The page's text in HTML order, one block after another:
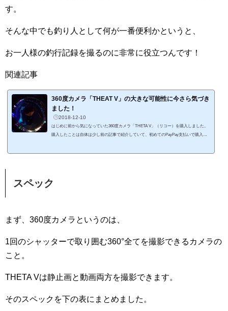
す。
そんな中でも釣り人として何が一番便利かというと、
お一人様の釣行記録を撮るのに非常に役立つんです！
関連記事
360度カメラ「THEAT V」の大きな可能性に今さら気づき
ました！
2018-12-10
はじめに前から気になっていた360度カメラ「THETA V」（リコー）を購入しました。
購入したことは自体は少し前の記事で紹介していて、初めてのPayPay支払いで購入し
スペック
まず、360度カメラというのは、
1回のシャッターで取り囲む360°全てを撮影できるカメラの
こと。
THETA Vは静止画と動画両方を撮影できます。
そのスペックを下の表にまとめました。